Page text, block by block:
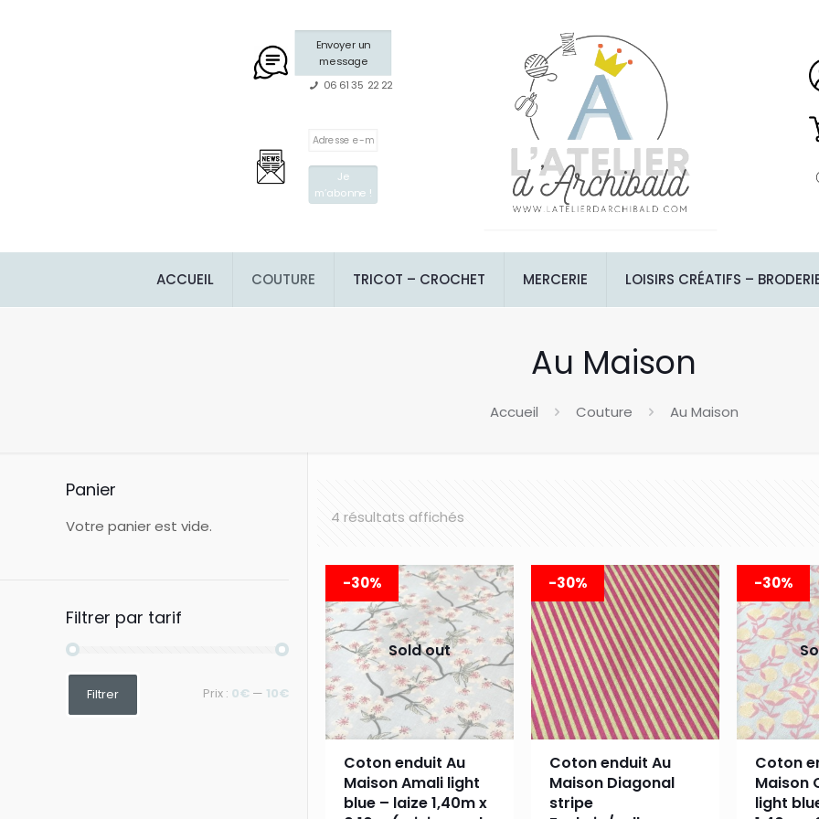
Envoyer un
message
06 61 35 22 22
ACCUEIL COUTURE TRICOT – CROCHET MERCERIE LOISIRS CRÉATIFS –
Au Maison
Accueil Couture Au Maison
4 résultats affichés
-30%
Sold out
Coton enduit Au
Maison Amali light
blue – laize 1,40m x
-30%
Coton enduit Au
Maison Diagonal
stripe
-30%
Coton
Maison
light
Panier
Votre panier est vide.
Filtrer par tarif
Filtrer Prix : 0€ — 10€